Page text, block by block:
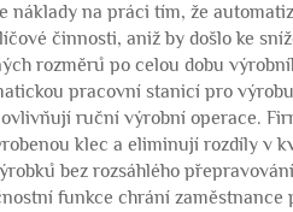
na práci tím, že
činnosti, aniž by došlo ke
rozměrů po celou dobu
pracovní stanicí pro
ruční výrobní operace.
klec a eliminují rozdíly
bez rozsáhlého
funkce chrání